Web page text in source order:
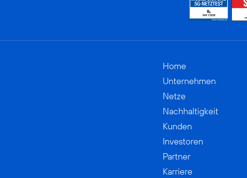
Home
Unternehmen
Netze
Nachhaltigkeit
Kunden
Investoren
Partner
Karriere